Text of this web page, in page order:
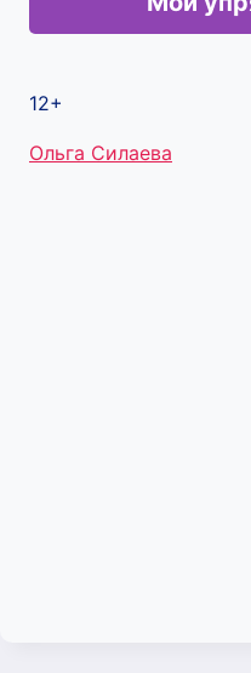
12+
Метки
Ольга Силаева